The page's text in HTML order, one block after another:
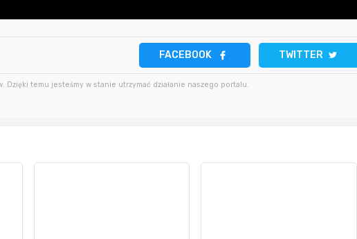
FACEBOOK TWITTER
temu jesteśmy w stanie utrzymać działanie naszego portalu.